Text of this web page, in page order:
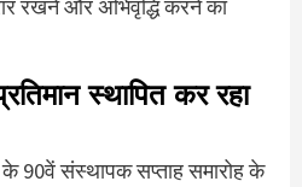
रखने और अभिवृद्धि करने का
स्थापित कर रहा
के 90वें संस्थापक सप्ताह समारोह के